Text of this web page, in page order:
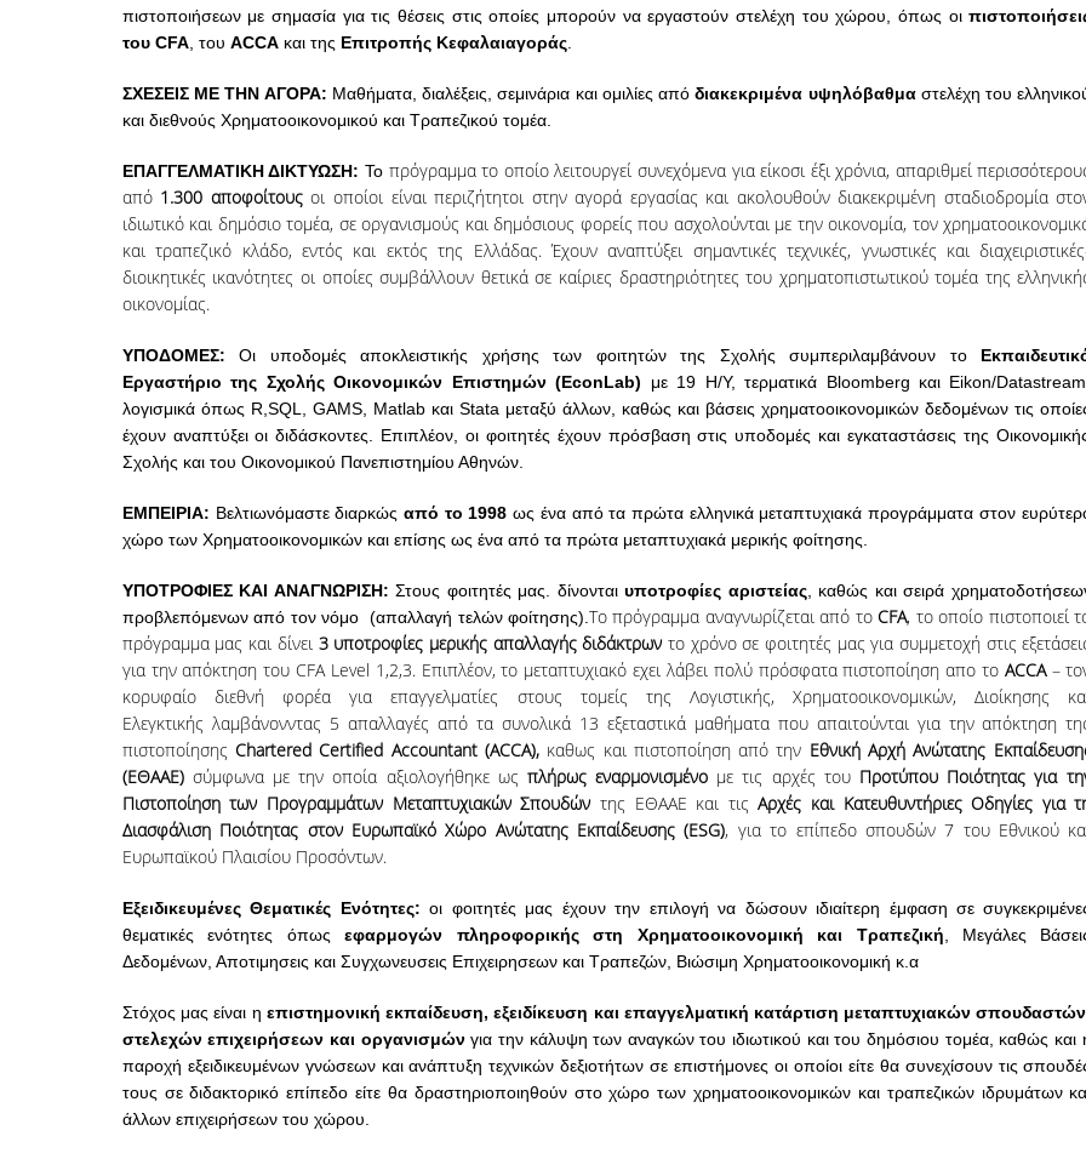
πιστοποιήσεων με σημασία για τις θέσεις στις οποίες μπορούν να εργαστούν στελέχη του χώρου, όπως οι
του CFA, του ACCAκαι της Επιτροπής Κεφαλαιαγοράς.
ΣΧΕΣΕΙΣ ΜΕ ΤΗΝ ΑΓΟΡΑ: Μαθήματα, διαλέξεις, σεμινάρια και ομιλίες απόδιακεκριμένα υψηλόβαθμα στελέχη του
και διεθνούς Χρηματοοικονομικού και Τραπεζικού τομέα.
ΕΠΑΓΓΕΛΜΑΤΙΚΗ ΔΙΚΤΥΩΣΗ: To πρόγραμμα το οποίο λειτουργεί συνεχόμενα για είκοσι έξι χρόνια, απαριθμεί
από 1.300 αποφοίτουςοι οποίοι είναι περιζήτητοι στην αγορά εργασίας και ακολουθούν διακεκριμένη σταδιοδρομία
ιδιωτικό και δημόσιο τομέα, σε οργανισμούς και δημόσιους φορείς που ασχολούνται με την οικονομία, τον
και τραπεζικό κλάδο, εντός και εκτός της Ελλάδας. Έχουν αναπτύξει σημαντικές τεχνικές, γνωστικές και
διοικητικές ικανότητες οι οποίες συμβάλλουν θετικά σε καίριες δραστηριότητες του χρηματοπιστωτικού τομέα της
οικονομίας.
ΥΠΟΔΟΜΕΣ: Οι υποδομές αποκλειστικής χρήσης των φοιτητών της Σχολής συμπεριλαμβάνουν το
Εργαστήριο της Σχολής Οικονομικών Επιστημών (EconLab)
με 19 Η/Υ, τερματικά Bloomberg και Eikon/Datastream,
λογισμικά όπως R, SQL, GAMS, Matlab και Stata μεταξύ άλλων, καθώς και βάσεις χρηματοοικονομικών δεδομένων τις
έχουναναπτύξει οι διδάσκοντες. Επιπλέον, οι φοιτητές έχουν πρόσβαση στις υποδομές και εγκαταστάσεις της
Σχολής και του Οικονομικού Πανεπιστημίου Αθηνών.
ΕΜΠΕΙΡΙΑ: Βελτιωνόμαστε διαρκώς από το 1998 ως ένα από τα πρώτα ελληνικά μεταπτυχιακάπρογράμματα στον
χώρο των Χρηματοοικονομικών και επίσης ως ένα από τα πρώταμεταπτυχιακάμερικής φοίτησης.
ΥΠΟΤΡΟΦΙΕΣ ΚΑΙ ΑΝΑΓΝΩΡΙΣΗ: Στους φοιτητές μας. δίνονταιυποτροφίες αριστείας, καθώς καισειρά
προβλεπόμενων από τον νόμο (απαλλαγή τελών φοίτησης). Το πρόγραμμα αναγνωρίζεται από τοCFA, το οποίο πιστοποιεί
πρόγραμμα μας και δίνει 3 υποτροφίες μερικής απαλλαγής διδάκτρων το χρόνο σε φοιτητές μας για συμμετοχή στις
για την απόκτηση του CFA Level 1,2,3. Επιπλέον, το μεταπτυχιακό εχει λάβει πολύ πρόσφατα πιστοποίηση απο το ACCA –
κορυφαίο διεθνή φορέα για επαγγελματίες στους τομείς της Λογιστικής, Χρηματοοικονομικών, Διοίκησης
Ελεγκτικής λαμβάνονντας 5 απαλλαγές από τα συνολικά 13 εξεταστικά μαθήματα που απαιτούνται για την απόκτηση
πιστοποίησηςChartered Certified Accountant (ACCA), καθως και πιστοποίηση από την Εθνική Αρχή Ανώτατης
(ΕΘΑΑΕ) σύμφωνα με την οποία αξιολογήθηκε ως πλήρωςεναρμονισμένο με τις αρχές του Προτύπου Ποιότητας για
Πιστοποίηση των Προγραμμάτων Μεταπτυχιακών Σπουδών της ΕΘΑΑΕ και τιςΑρχές και Κατευθυντήριες Οδηγίες για
Διασφάλιση Ποιότητας στον Ευρωπαϊκό Χώρο Ανώτατης Εκπαίδευσης (ESG), για το επίπεδο σπουδών 7 του Εθνικού
Ευρωπαϊκού Πλαισίου Προσόντων.
Εξειδικευμένες Θεματικές Ενότητες: οι φοιτητές μας έχουν την επιλογή να δώσουν ιδιαίτερη έμφαση σε
θεματικές ενότητες όπωςεφαρμογών πληροφορικήςστη Χρηματοοικονομική και Τραπεζική , Μεγάλες
Δεδομένων, Αποτιμησεις και Συγχωνευσεις Επιχειρησεων και Τραπεζών, Βιώσιμη Χρηματοοικονομική κ.α
Στόχος μας είναι η επιστημονική εκπαίδευση, εξειδίκευση και επαγγελματική κατάρτιση μεταπτυχιακών
στελεχών επιχειρήσεων και οργανισμών για την κάλυψη των αναγκώντου ιδιωτικού και του δημόσιου τομέα, καθώς και
παροχή εξειδικευμένων γνώσεων καιανάπτυξη τεχνικών δεξιοτήτων σε επιστήμονες οι οποίοι είτε θα συνεχίσουν τις
τους σε διδακτορικόεπίπεδο είτε θα δραστηριοποιηθούν στο χώρο των χρηματοοικονομικών και τραπεζικών ιδρυμάτων
άλλωνεπιχειρήσεωντου χώρου.